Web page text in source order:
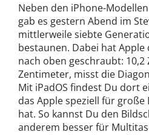
Neben den iPhone-
gab es gestern Abend im
mittlerweile siebte
bestaunen. Dabei hat
nach oben geschraubt: 10,2
Zentimeter, misst die
Mit iPadOS findest Du dort
das Apple speziell für
hat. So kannst Du den
anderem besser für